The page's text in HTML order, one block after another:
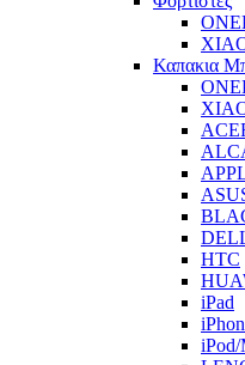
Καπακια
HTC
iPad